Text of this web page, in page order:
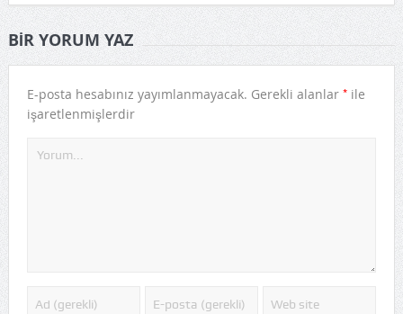
BIR YORUM YAZ
E-posta hesabınız yayımlanmayacak. Gerekli alanlar *ile
işaretlenmişlerdir